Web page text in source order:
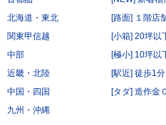
北海道・東北
関東甲信越
中部
近畿・北陸
中国・四国
九州・沖縄
[路面] １階店
[小箱] 20坪以
[極小] 10坪以
[駅近] 徒歩1
[タダ] 造作金